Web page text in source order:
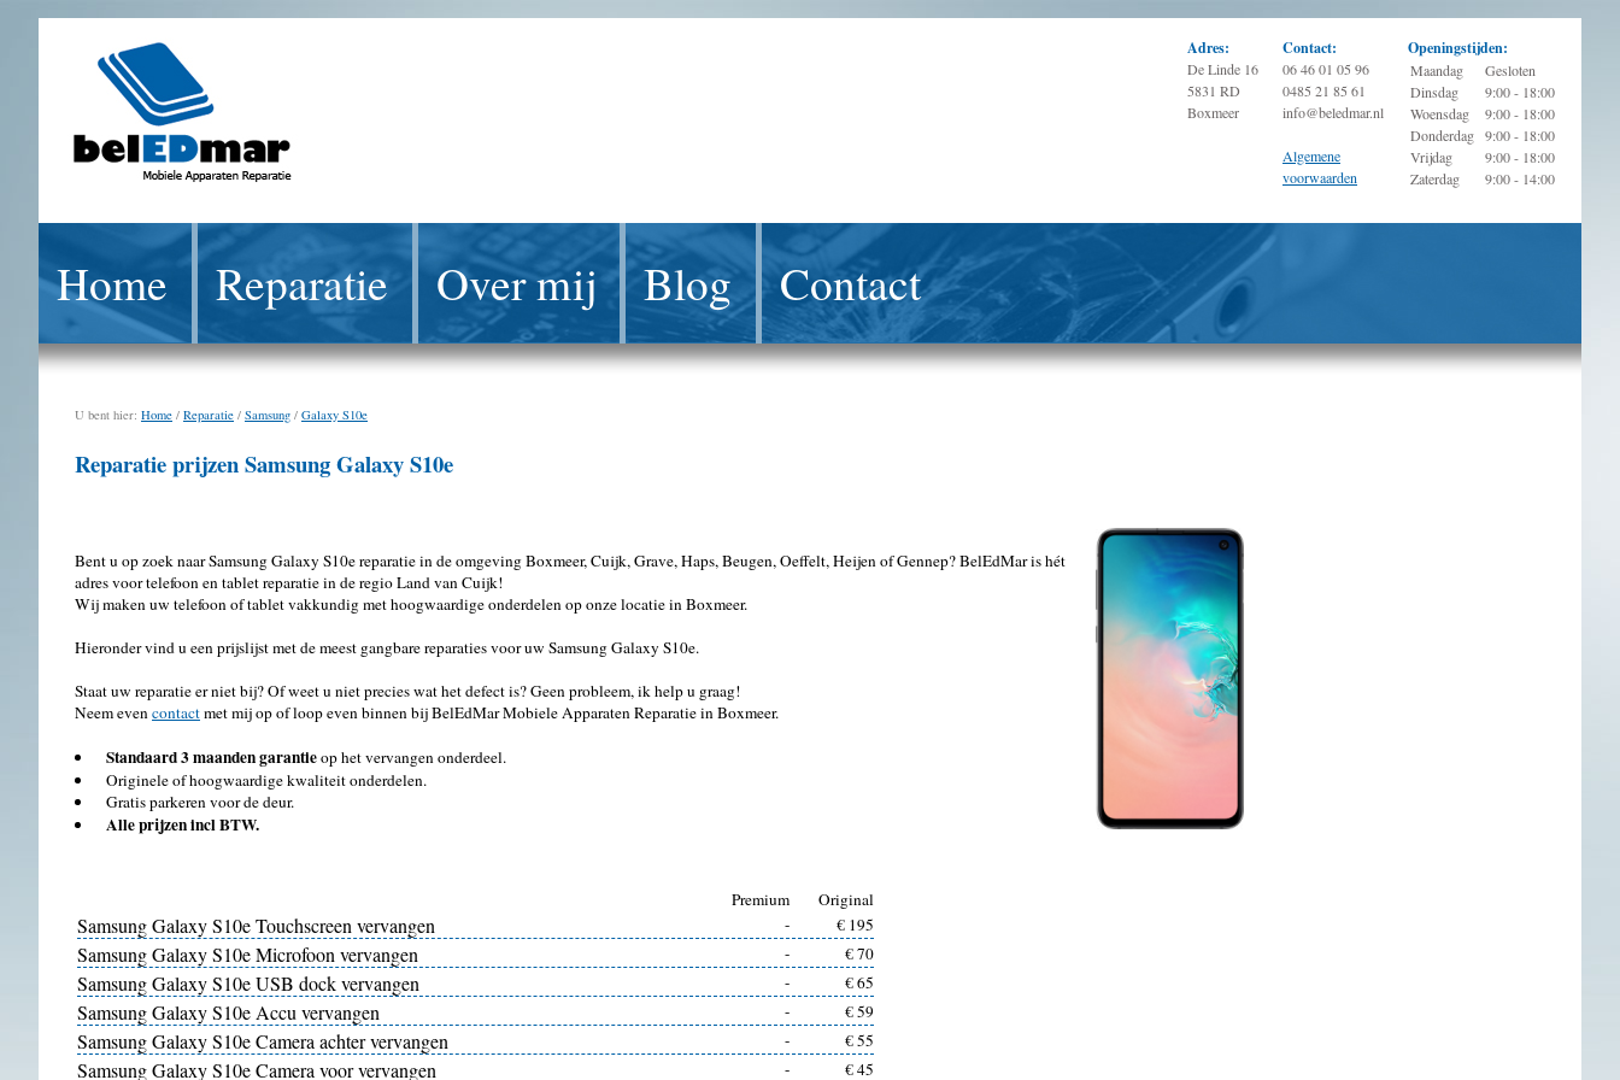
Openingstijden:
Maandag
Gesloten
Dinsdag
9:00 - 18:00
Woensdag
9:00 - 18:00
Donderdag 9:00 - 18:00
Vrijdag
9:00 - 18:00
Zaterdag
9:00 - 14:00
Contact:
06 46 01 05 96
0485 21 85 61
info@beledmar.nl
Algemene
voorwaarden
Adres:
De Linde 16
5831 RD
Boxmeer
Home Reparatie Over mij Blog Contact
U bent hier: Home / Reparatie / Samsung / Galaxy S10e
Reparatie prijzen Samsung Galaxy S10e
Bent u op zoek naar Samsung Galaxy S10e reparatie in de omgeving Boxmeer, Cuijk, Grave, Haps, Beugen, Oeffelt, Heijen of Gennep? BelEdMar is hét
adres voor telefoon en tablet reparatie in de regio Land van Cuijk!
Wij maken uw telefoon of tablet vakkundig met hoogwaardige onderdelen op onze locatie in Boxmeer.
Hieronder vind u een prijslijst met de meest gangbare reparaties voor uw Samsung Galaxy S10e.
Staat uw reparatie er niet bij? Of weet u niet precies wat het defect is? Geen probleem, ik help u graag!
Neem evencontactmet mij op of loop even binnen bij BelEdMar Mobiele Apparaten Reparatie in Boxmeer.
Standaard 3 maanden garantieop het vervangen onderdeel.
Originele of hoogwaardige kwaliteit onderdelen.
Gratis parkeren voor de deur.
Alle prijzen incl BTW.
Premium Original
Samsung Galaxy S10e Touchscreen vervangen - € 195
Samsung Galaxy S10e Microfoon vervangen - € 70
Samsung Galaxy S10e USB dock vervangen - € 65
Samsung Galaxy S10e Accu vervangen - € 59
Samsung Galaxy S10e Camera achter vervangen - € 55
Samsung Galaxy S10e Camera voor vervangen - € 45